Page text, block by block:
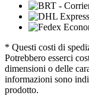
* Questi costi di
Potrebbero esserci
dimensioni o delle
informazioni sono
prodotto.